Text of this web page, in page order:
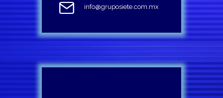
info@gruposiete.com.mx